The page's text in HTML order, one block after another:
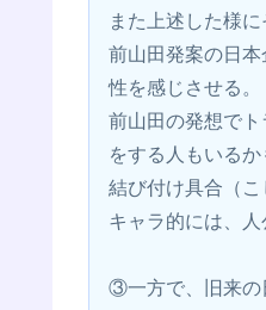
また上述した様
前山田発案の日
性を感じさせる。
前山田の発想で
をする人もいる
結び付け具合（こ
キャラ的には、
③一方で、旧来の